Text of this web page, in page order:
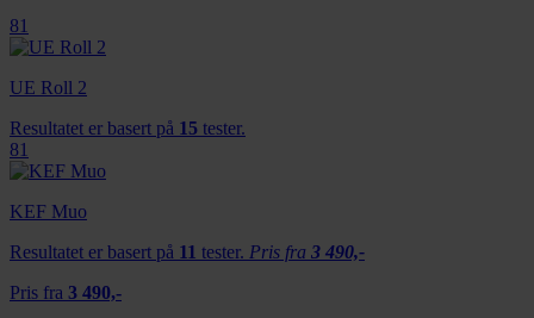
81
UE Roll 2
Resultatet er basert på 15 tester.
81
KEF Muo
Resultatet er basert på 11 tester. Pris fra 3 490,-
Pris fra 3 490,-